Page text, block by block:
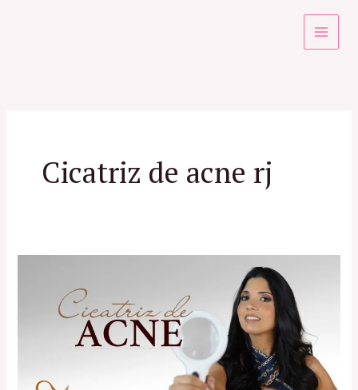
Cicatriz de acne rj